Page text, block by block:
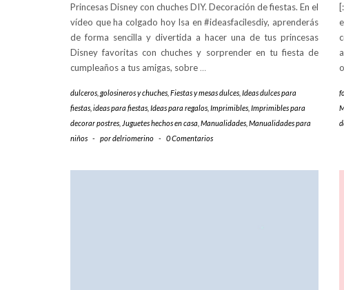
Princesas Disney con chuches DIY. Decoración de fiestas. En el
vídeo que ha colgado hoy Isa en #ideasfacilesdiy, aprenderás
de forma sencilla y divertida a hacer una de tus princesas
Disney favoritas con chuches y sorprender en tu fiesta de
cumpleaños a tus amigas, sobre …
dulceros, golosineros y chuches Fiestas y mesas dulces Ideas dulces para
fiestas ideas para fiestas Ideas para regalos Imprimibles Imprimibles para
decorar postres Juguetes hechos en casa Manualidades Manualidades para
niños - pordelriomerino - 0 Comentarios